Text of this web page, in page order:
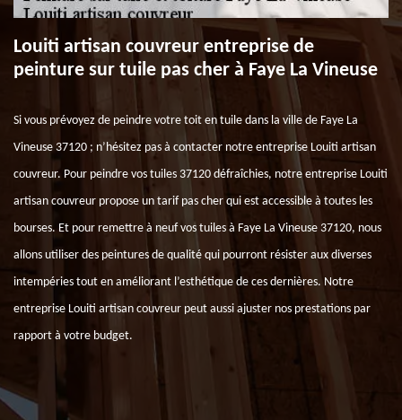
Louiti artisan couvreur entreprise de
peinture sur tuile pas cher à Faye La Vineuse
Si vous prévoyez de peindre votre toit en tuile dans la ville de Faye La
Vineuse 37120 ; n’hésitez pas à contacter notre entreprise Louiti artisan
couvreur. Pour peindre vos tuiles 37120 défraîchies, notre entreprise Louiti
artisan couvreur propose un tarif pas cher qui est accessible à toutes les
bourses. Et pour remettre à neuf vos tuiles à Faye La Vineuse 37120, nous
allons utiliser des peintures de qualité qui pourront résister aux diverses
intempéries tout en améliorant l’esthétique de ces dernières. Notre
entreprise Louiti artisan couvreur peut aussi ajuster nos prestations par
rapport à votre budget.